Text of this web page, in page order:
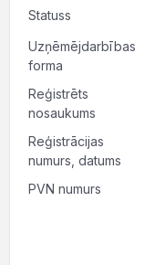
Statuss
Uzņēmējdarbības
forma
Reģistrēts
nosaukums
Reģistrācijas
numurs, datums
PVN numurs